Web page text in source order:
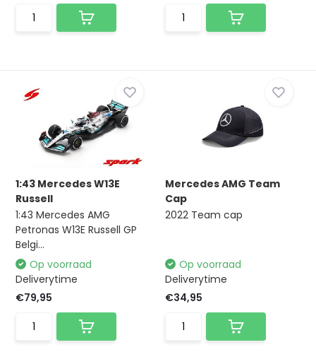
1:43 Mercedes W13E
Russell
1:43 Mercedes AMG
Petronas W13E Russell GP
Belgi...
Op voorraad
Deliverytime
€79,95
Mercedes AMG Team
Cap
2022 Team cap
Op voorraad
Deliverytime
€34,95